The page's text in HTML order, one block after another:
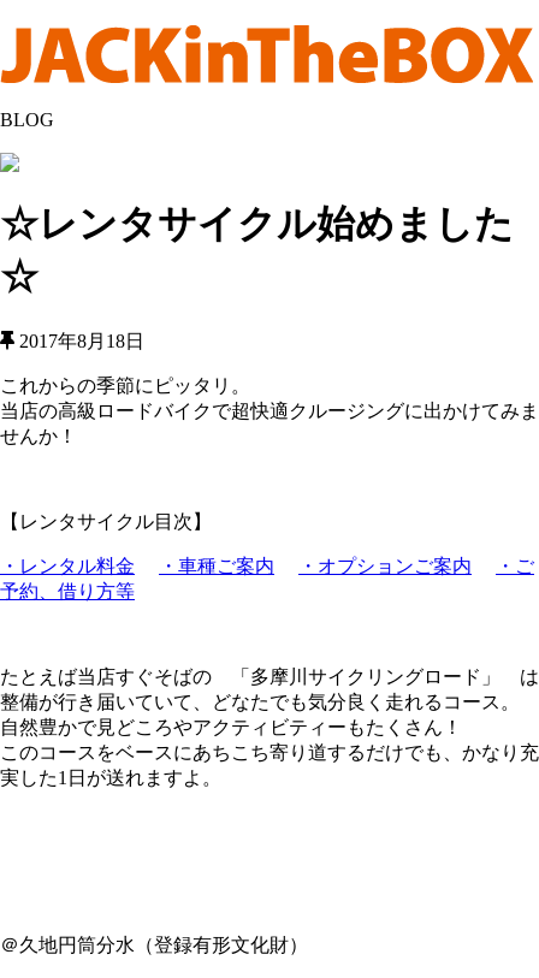
BLOG
☆レンタサイクル始めました
☆
2017年8月18日
これからの季節にピッタリ。
当店の高級ロードバイクで超快適クルージングに出かけてみま
せんか！
【レンタサイクル目次】
・レンタル料金 ・車種ご案内 ・オプションご案内
・ご
予約、借り方等
たとえば当店すぐそばの 「多摩川サイクリングロード」 は
整備が行き届いていて、どなたでも気分良く走れるコース。
自然豊かで見どころやアクティビティーもたくさん！
このコースをベースにあちこち寄り道するだけでも、かなり充
実した1日が送れますよ。
＠久地円筒分水（登録有形文化財）